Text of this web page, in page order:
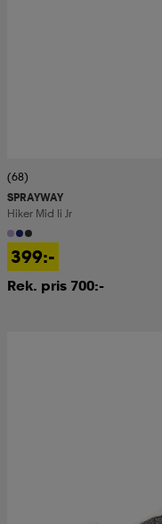
(68)
SPRAYWAY
Hiker Mid Ii Jr
399:-
Rek. pris 700:-